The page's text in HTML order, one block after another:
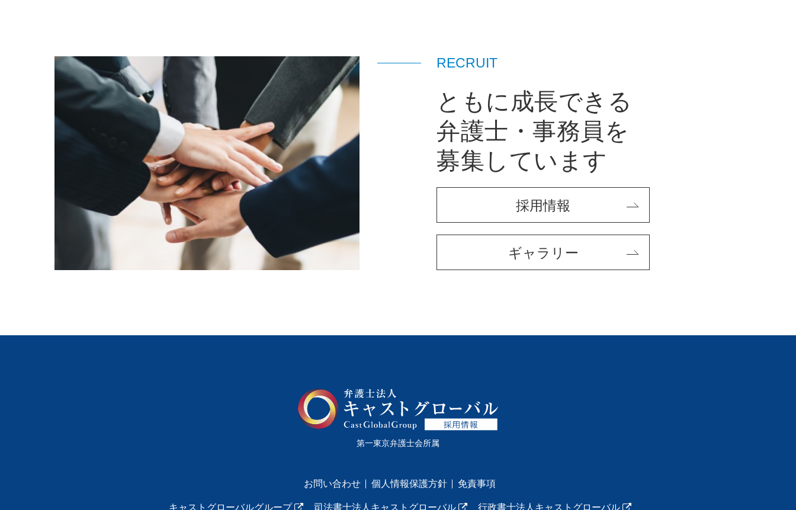
RECRUIT
ともに成長できる
弁護士・事務員を
募集しています
採用情報
ギャラリー
第一東京弁護士会所属
お問い合わせ 個人情報保護方針 免責事項
キャストグローバルグループ 司法書士法人キャストグローバル 行政書士法人キャストグローバル